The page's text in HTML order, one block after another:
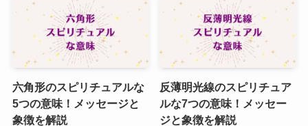
六角形のスピリチュアルな
5つの意味！メッセージと
象徴を解説
反薄明光線のスピリチュア
ルな7つの意味！メッセー
ジと象徴を解説